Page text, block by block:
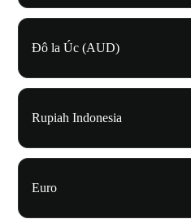
Đô la Úc (AUD)
Rupiah Indonesia
Euro